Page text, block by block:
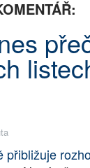
přibližuje